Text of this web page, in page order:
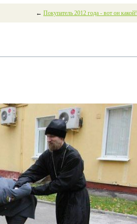
← Покупатель 2012 года - вот он какой!